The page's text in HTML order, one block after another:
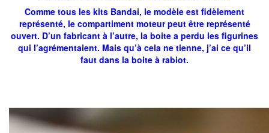
Comme tous les kits Bandai, le modèle est fidèlement
représenté, le compartiment moteur peut être représenté
ouvert. D’un fabricant à l’autre, la boite a perdu les figurines
qui l’agrémentaient. Mais qu’à cela ne tienne, j’ai ce qu’il
faut dans la boite à rabiot.